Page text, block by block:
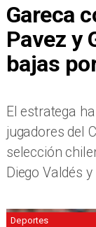
Gareca
Pavez y
bajas
El estratega
jugadores del
selección
Diego Valdés
Deportes